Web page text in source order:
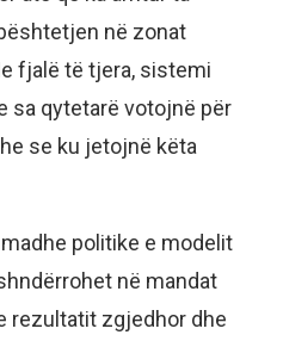
në zonat
fjalë të tjera, sistemi
sa qytetarë votojnë për
se ku jetojnë këta
politike e modelit
në mandat
rezultatit zgjedhor dhe